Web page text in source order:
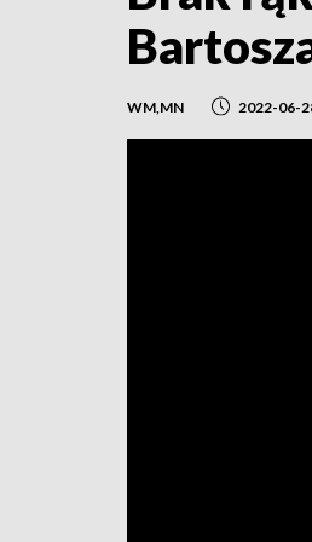
WM,MN 2022-06-